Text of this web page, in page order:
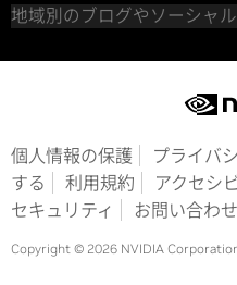
地域別のブログやソーシャ
個人情報の保護 プライバ
する
利用規約 アクセシ
セキュリティ
お問い合わせ
Copyright © 2026 NVIDIA